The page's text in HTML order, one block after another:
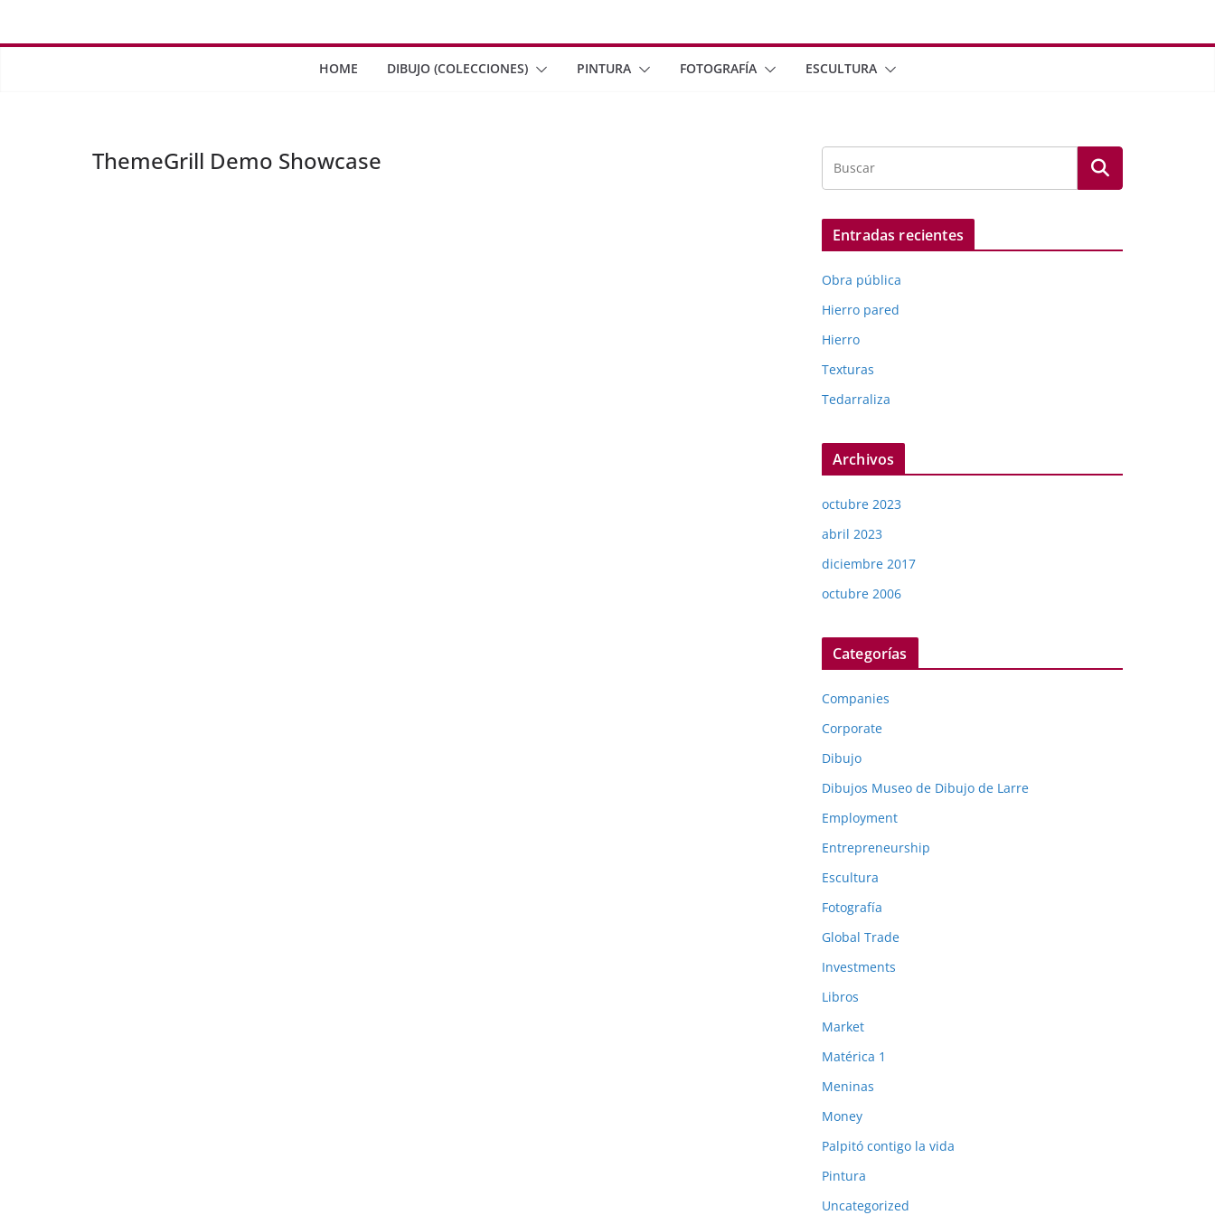
HOME DIBUJO (COLECCIONES) PINTURA FOTOGRAFÍA ESCULTURA
ThemeGrill Demo Showcase
Entradas recientes
Obra pública
Hierro pared
Hierro
Texturas
Tedarraliza
Archivos
octubre 2023
abril 2023
diciembre 2017
octubre 2006
Categorías
Companies
Corporate
Dibujo
Dibujos Museo de Dibujo de Larre
Employment
Entrepreneurship
Escultura
Fotografía
Global Trade
Investments
Libros
Market
Matérica 1
Meninas
Money
Palpitó contigo la vida
Pintura
Uncategorized